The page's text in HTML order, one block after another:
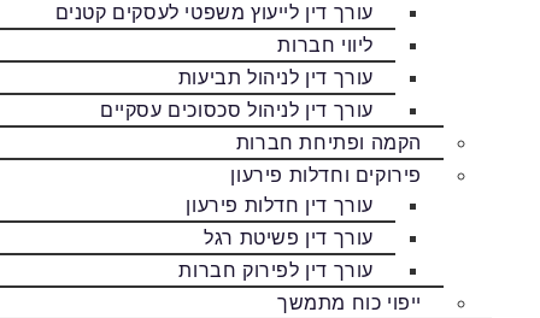
עורך דין לייעוץ משפטי לעסקים קטנים
ליווי חברות
עורך דין לניהול תביעות
עורך דין לניהול סכסוכים עסקיים
הקמה ופתיחת חברות
פירוקים וחדלות פירעון
עורך דין חדלות פירעון
עורך דין פשיטת רגל
עורך דין לפירוק חברות
ייפוי כוח מתמשך